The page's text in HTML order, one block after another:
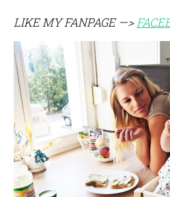
LIKE MY FANPAGE —>